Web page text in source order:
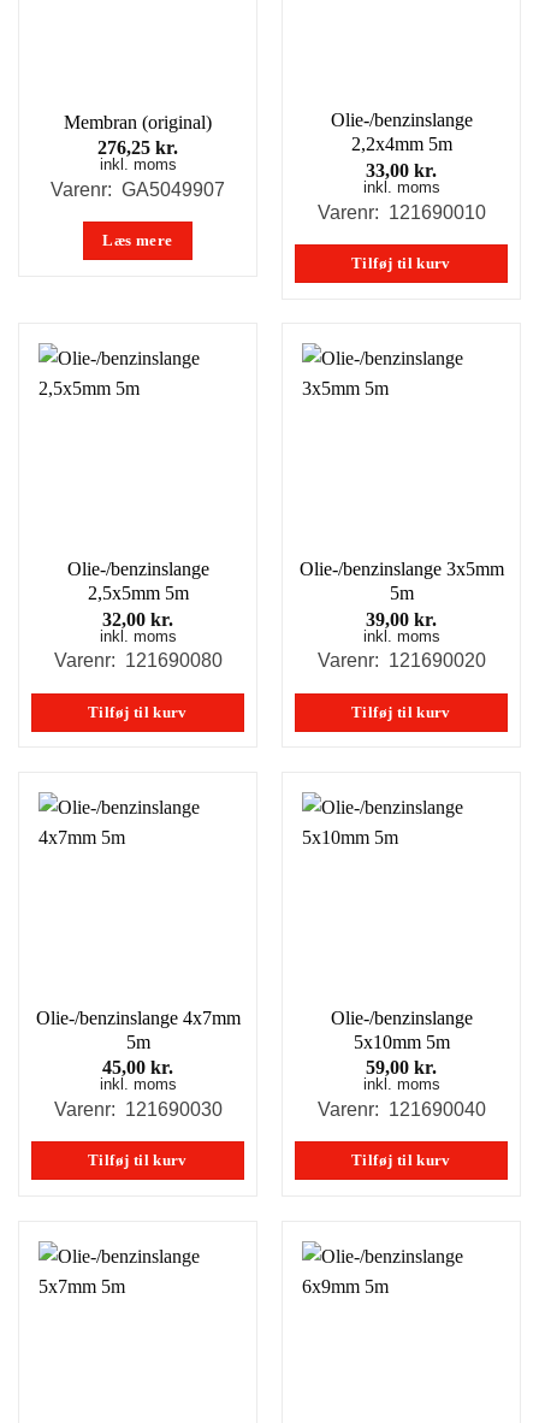
Membran (original)
276,25 kr.
inkl. moms
Varenr: GA5049907
Læs mere
Olie-/benzinslange
2,2x4mm 5m
33,00 kr.
inkl. moms
Varenr: 121690010
Tilføj til kurv
Olie-/benzinslange
2,5x5mm 5m
32,00 kr.
inkl. moms
Varenr: 121690080
Tilføj til kurv
Olie-/benzinslange 3x5mm
5m
39,00 kr.
inkl. moms
Varenr: 121690020
Tilføj til kurv
Olie-/benzinslange 4x7mm
5m
45,00 kr.
inkl. moms
Varenr: 121690030
Tilføj til kurv
Olie-/benzinslange
5x10mm 5m
59,00 kr.
inkl. moms
Varenr: 121690040
Tilføj til kurv